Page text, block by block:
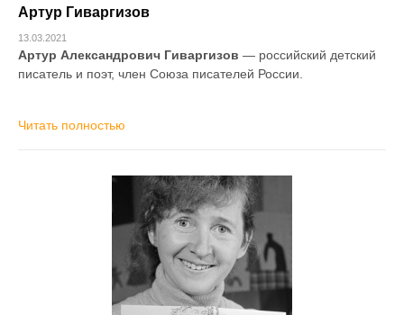
Артур Гиваргизов
13.03.2021
Артур Александрович Гиваргизов — российский детский
писатель и поэт, член Союза писателей России.
Читать полностью